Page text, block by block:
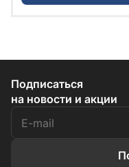
Подписаться
на новости и акции